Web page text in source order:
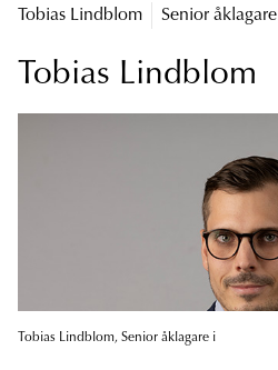
Tobias Lindblom Senior åklagare
Tobias Lindblom
Tobias Lindblom, Senior åklagare i